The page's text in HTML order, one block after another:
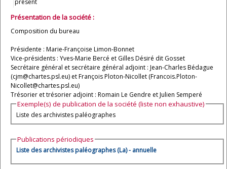
présent
Présentation de la société :
Composition du bureau
Présidente : Marie-Françoise Limon-Bonnet
Vice-présidents : Yves-Marie Bercé et Gilles Désiré dit Gosset
Secrétaire général et secrétaire général adjoint : Jean-Charles Bédague
(cjm@chartes.psl.eu) et François Ploton-Nicollet (Francois.Ploton-
Nicollet@chartes.psl.eu)
Trésorier et trésorier adjoint : Romain Le Gendre et Julien Semperé
Exemple(s) de publication de la société (liste non exhaustive)
Liste des archivistes paléographes
Publications périodiques
Liste des archivistes paléographes (La) - annuelle